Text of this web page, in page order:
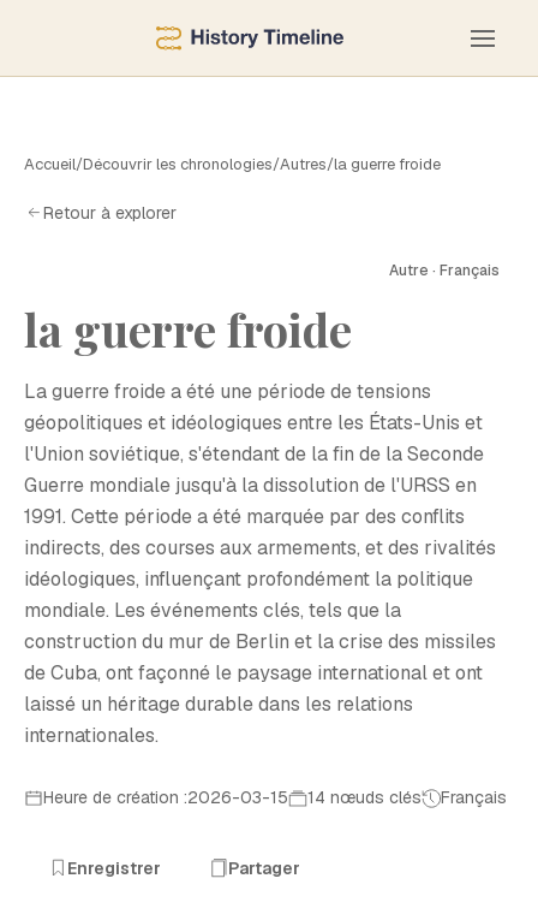
Accueil/Découvrir les chronologies/Autres/la guerre froide
Retour à explorer
Autre · Français
la guerre froide
La guerre froide a été une période de tensions
géopolitiques et idéologiques entre les États-Unis et
l'Union soviétique, s'étendant de la fin de la Seconde
Guerre mondiale jusqu'à la dissolution de l'URSS en
1991. Cette période a été marquée par des conflits
indirects, des courses aux armements, et des rivalités
idéologiques, influençant profondément la politique
mondiale. Les événements clés, tels que la
construction du mur de Berlin et la crise des missiles
de Cuba, ont façonné le paysage international et ont
laissé un héritage durable dans les relations
internationales.
Heure de création :2026-03-15 14 nœuds clés Français
Enregistrer Partager